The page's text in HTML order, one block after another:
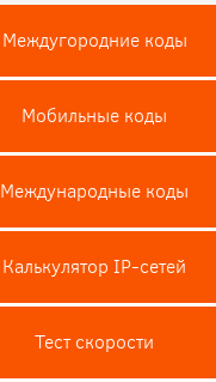
Междугородние коды
Мобильные коды
Международные коды
Калькулятор IP-сетей
Тест скороcти